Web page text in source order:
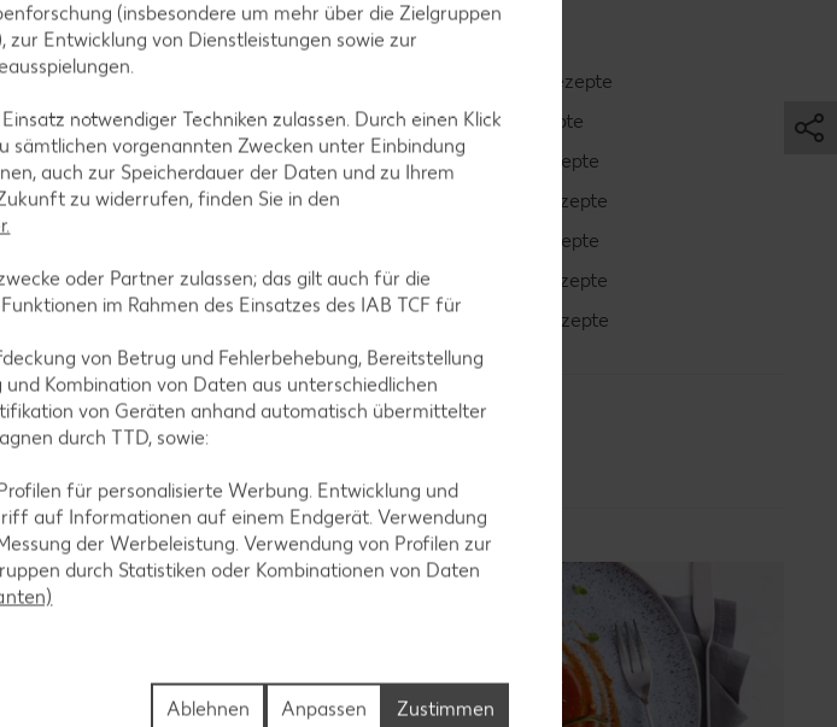
Muffin-Rezepte
Apfelkuchen-Rezepte
Schokokuchen-Rezepte
Torten-Rezepte
Pfannkuchen-Rezepte
Plätzchen-Rezepte
Smoothie-Rezepte
Bowle-Rezepte
Cocktail-Rezepte
Avocado-Rezepte
Erdbeer-Rezepte
Blaubeer-Rezepte
Bananen-Rezepte
(insbesondere um mehr über die Zielgruppen
Entwicklung von Dienstleistungen sowie zur
notwendiger Techniken zulassen. Durch einen Klick
sämtlichen vorgenannten Zwecken unter Einbindung
auch zur Speicherdauer der Daten und zu Ihrem
zu widerrufen, finden Sie in den
oder Partner zulassen; das gilt auch für die
im Rahmen des Einsatzes des IAB TCF für
von Betrug und Fehlerbehebung, Bereitstellung
Kombination von Daten aus unterschiedlichen
von Geräten anhand automatisch übermittelter
durch TTD, sowie:
für personalisierte Werbung. Entwicklung und
auf Informationen auf einem Endgerät. Verwendung
der Werbeleistung. Verwendung von Profilen zur
durch Statistiken oder Kombinationen von Daten
Zustimmen
Anpassen
Ablehnen